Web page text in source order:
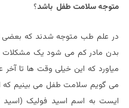
متوجه سلامت طفل باشد؟
در علم طب متوجه شدند که بعضی
بدن مادر کم می شود یک مشکلات
میاورد که این خیلی وقت ها تا
می گویم سلامت طفل می بینیم که